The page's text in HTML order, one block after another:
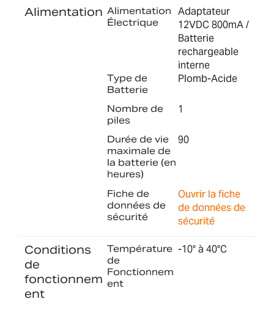
Alimentation Alimentation
Électrique
Adaptateur
12VDC 800mA /
Batterie
rechargeable
interne
Type de
Batterie
Plomb-Acide
Nombre de
piles
1
Durée de vie
maximale de
la batterie (en
heures)
90
Fiche de
données de
sécurité
Ouvrir la fiche
de données de
sécurité
Conditions
de
fonctionnem
ent
Température
de
Fonctionnem
ent
-10° à 40°C